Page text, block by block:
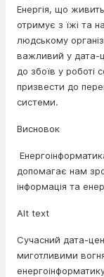
Енергія, що
отримує з їжі та
людському
важливий у дата-
до збоїв у роботі
призвести до
системи.
Висновок
допомагає нам
інформація та
Alt text
Сучасний дата-
миготливими